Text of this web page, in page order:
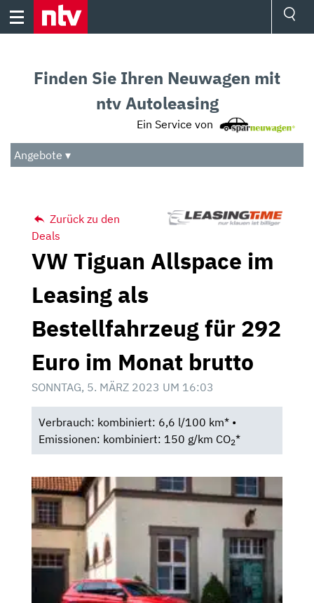
Skip
Audio
Das Beste
Finden Sie Ihren Neuwagen mit
ntv Autoleasing
Ein Service von
Angebote ▾
Zurück zu den
Deals
VW Tiguan Allspace im
Leasing als
Bestellfahrzeug für 292
Euro im Monat brutto
SONNTAG, 5. MÄRZ 2023 UM 16:03
Verbrauch: kombiniert: 6,6 l/100 km* •
Emissionen: kombiniert: 150 g/km CO2*